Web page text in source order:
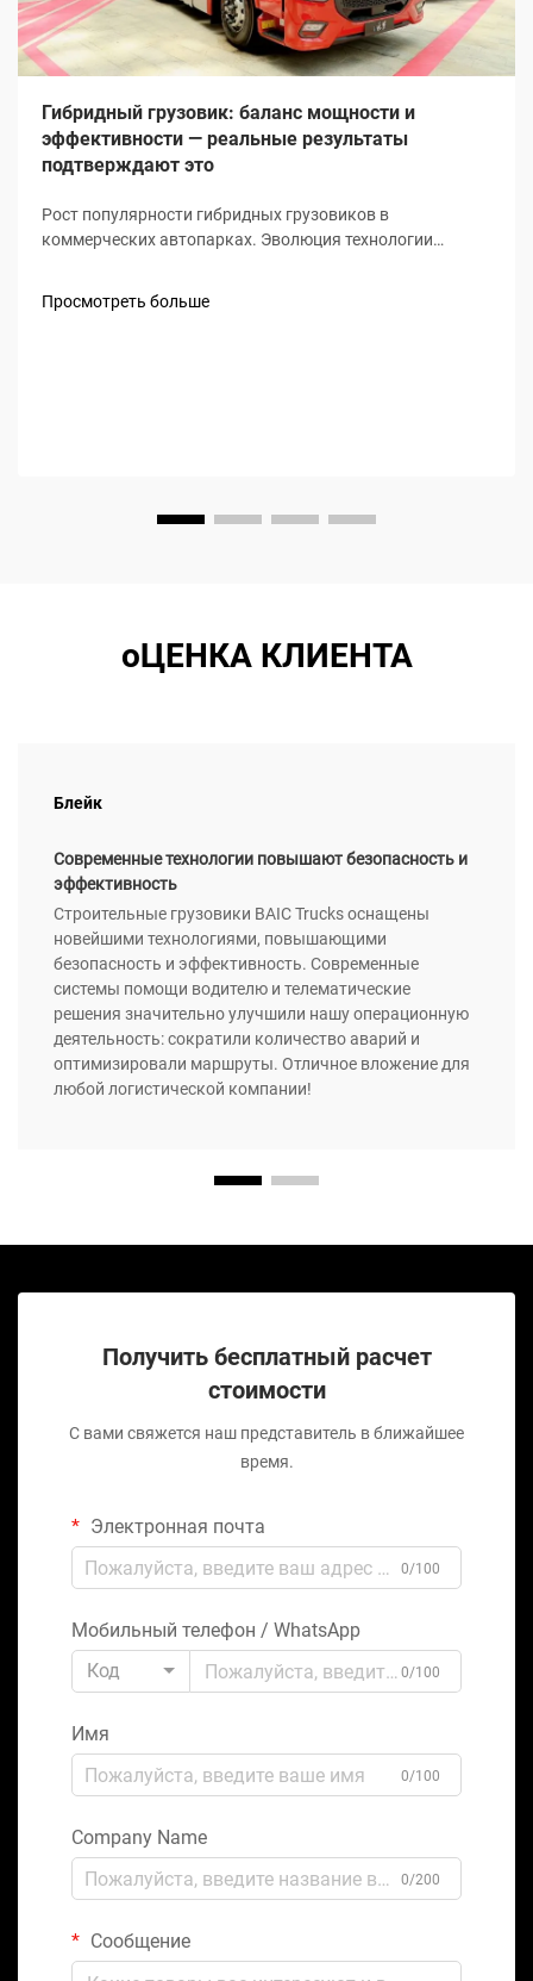
Гибридный грузовик: баланс мощности и
эффективности — реальные результаты
подтверждают это
Рост популярности гибридных грузовиков в
коммерческих автопарках. Эволюция технологии
экспериментальными автомобилями на стоянках
Просмотреть больше
оЦЕНКА КЛИЕНТА
Блейк
Современные технологии повышают безопасность и
эффективность
Строительные грузовики BAIC Trucks оснащены
новейшими технологиями, повышающими
безопасность и эффективность. Современные
системы помощи водителю и телематические
решения значительно улучшили нашу операционную
деятельность: сократили количество аварий и
оптимизировали маршруты. Отличное вложение для
любой логистической компании!
Получить бесплатный расчет
стоимости
С вами свяжется наш представитель в ближайшее
время.
Электронная почта
0/100
Мобильный телефон / WhatsApp
Код
0/100
Имя
0/100
Company Name
0/200
Сообщение